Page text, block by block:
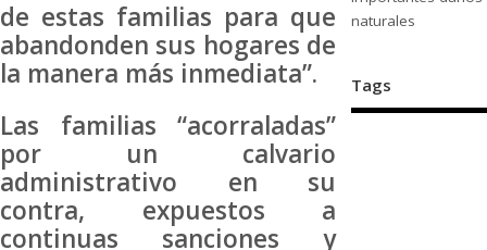
de estas familias para que
abandonden sus hogares de
la manera más inmediata”.
Las familias “acorraladas”
por un calvario
administrativo en su
contra, expuestos a
continuas sanciones y
naturales
Tags